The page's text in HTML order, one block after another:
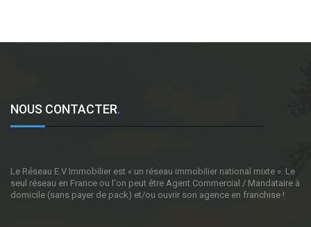
NOUS CONTACTER.
Le Réseau E.V Immobilier est « un réseau immobilier national mixte ». Le
seul réseau en France ou l'on peut être Agent Commercial / Mandataire à
domicile (sans payer de pack) et/ou ouvrir son agence en franchise !